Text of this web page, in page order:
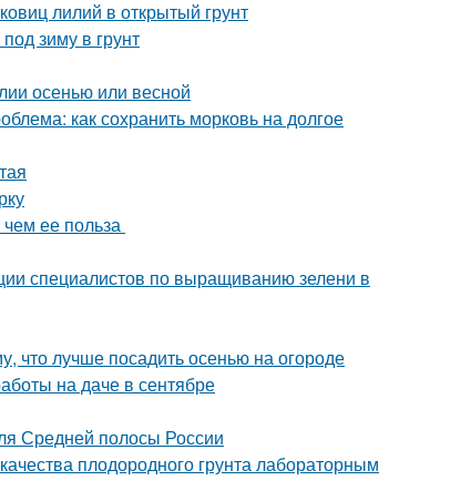
лилий в открытый грунт
зиму в грунт
осенью или весной
как сохранить морковь на долгое
ее польза
специалистов по выращиванию зелени в
что лучше посадить осенью на огороде
на даче в сентябре
Средней полосы России
плодородного грунта лабораторным